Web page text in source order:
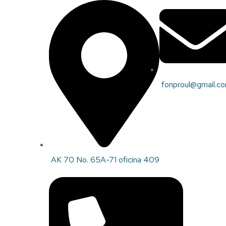
AK 70 No. 65A-71 oficina 409
NOTICIAS
CODEUDOR
Fonproul24 14 De Enero De 2026
Noticias CODEUDOR SOLIDARIO